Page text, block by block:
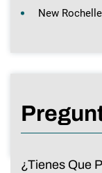
New
¿Tienes Que